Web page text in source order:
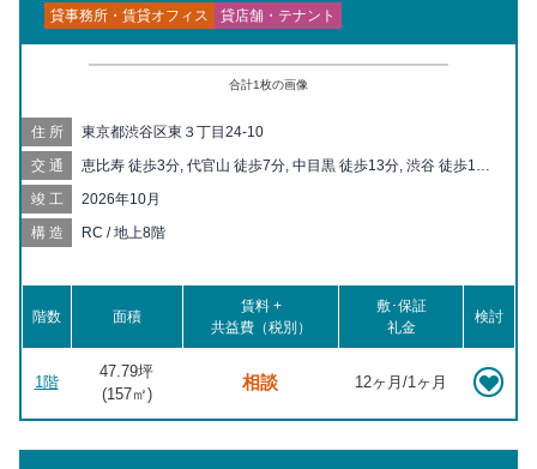
貸事務所・賃貸オフィス 貸店舗・テナント
合計1枚の画像
住所 東京都渋谷区東３丁目24-10
交通
恵比寿 徒歩3分, 代官山 徒歩7分, 中目黒 徒歩13分, 渋谷 徒歩14
竣工 2026年10月
構造 RC / 地上8階
階数 面積
賃料 +
共益費（税別）
敷･保証
礼金
検討
1階
47.79坪
(157㎡)
相談 12ヶ月/1ヶ月